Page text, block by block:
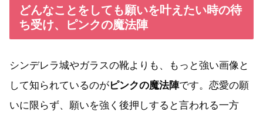
どんなことをしても願いを叶えたい時の待
ち受け、ピンクの魔法陣
シンデレラ城やガラスの靴よりも、もっと強い画像と
して知られているのがピンクの魔法陣です。恋愛の願
いに限らず、願いを強く後押しすると言われる一方